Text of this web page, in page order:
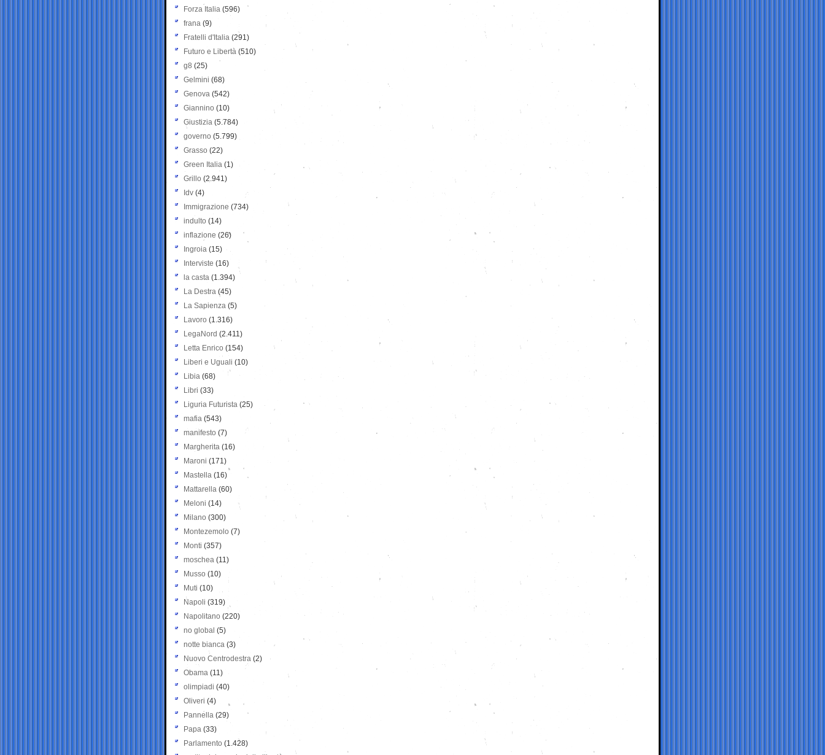
Forza Italia (596)
frana (9)
Fratelli d'Italia (291)
Futuro e Libertà (510)
g8 (25)
Gelmini (68)
Genova (542)
Giannino (10)
Giustizia (5.784)
governo (5.799)
Grasso (22)
Green Italia (1)
Grillo (2.941)
Idv (4)
Immigrazione (734)
indulto (14)
inflazione (26)
Ingroia (15)
Interviste (16)
la casta (1.394)
La Destra (45)
La Sapienza (5)
Lavoro (1.316)
LegaNord (2.411)
Letta Enrico (154)
Liberi e Uguali (10)
Libia (68)
Libri (33)
Liguria Futurista (25)
mafia (543)
manifesto (7)
Margherita (16)
Maroni (171)
Mastella (16)
Mattarella (60)
Meloni (14)
Milano (300)
Montezemolo (7)
Monti (357)
moschea (11)
Musso (10)
Muti (10)
Napoli (319)
Napolitano (220)
no global (5)
notte bianca (3)
Nuovo Centrodestra (2)
Obama (11)
olimpiadi (40)
Oliveri (4)
Pannella (29)
Papa (33)
Parlamento (1.428)